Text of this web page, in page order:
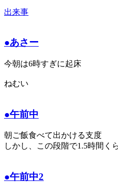
出来事
●あさー
今朝は6時すぎに起床
ねむい
●午前中
朝ご飯食べて出かける支度
しかし、この段階で1.5時間く
●午前中2